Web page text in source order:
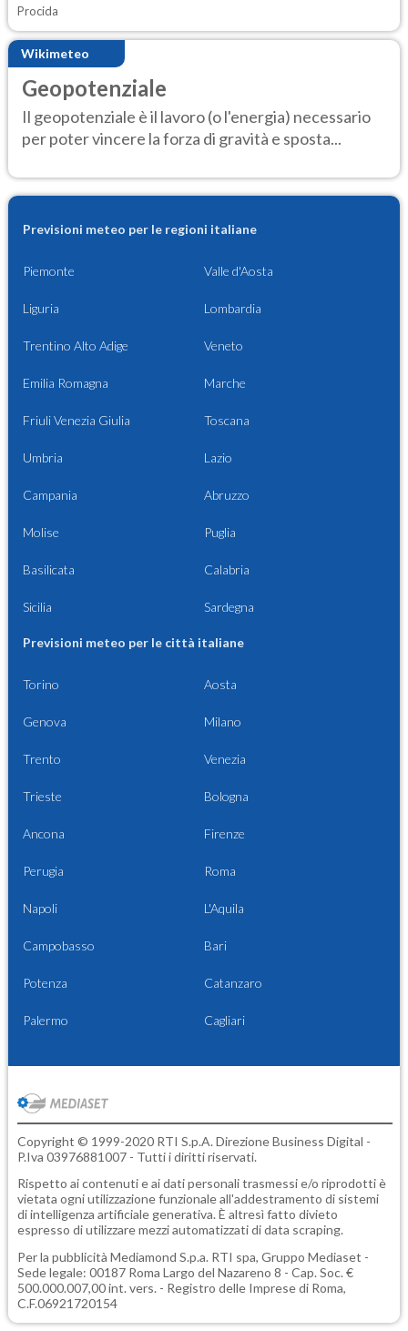
Procida
Wikimeteo
Geopotenziale
Il geopotenziale è il lavoro (o l'energia) necessario
per poter vincere la forza di gravità e sposta...
Previsioni meteo per le regioni italiane
Piemonte Valle d'Aosta
Liguria Lombardia
Trentino Alto Adige Veneto
Emilia Romagna Marche
Friuli Venezia Giulia Toscana
Umbria Lazio
Campania Abruzzo
Molise Puglia
Basilicata Calabria
Sicilia Sardegna
Previsioni meteo per le città italiane
Torino Aosta
Genova Milano
Trento Venezia
Trieste Bologna
Ancona Firenze
Perugia Roma
Napoli L'Aquila
Campobasso Bari
Potenza Catanzaro
Palermo Cagliari
Copyright © 1999-2020 RTI S.p.A. Direzione Business Digital -
P.Iva 03976881007 - Tutti i diritti riservati.
Rispetto ai contenuti e ai dati personali trasmessi e/o riprodotti è
vietata ogni utilizzazione funzionale all'addestramento di sistemi
di intelligenza artificiale generativa. È altresì fatto divieto
espresso di utilizzare mezzi automatizzati di data scraping.
Per la pubblicità Mediamond S.p.a. RTI spa, Gruppo Mediaset -
Sede legale: 00187 Roma Largo del Nazareno 8 - Cap. Soc. €
500.000.007,00 int. vers. - Registro delle Imprese di Roma,
C.F.06921720154